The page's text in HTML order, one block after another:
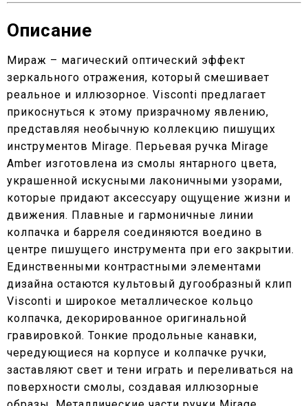
Описание
Мираж – магический оптический эффект
зеркального отражения, который смешивает
реальное и иллюзорное. Visconti предлагает
прикоснуться к этому призрачному явлению,
представляя необычную коллекцию пишущих
инструментов Mirage. Перьевая ручка Mirage
Amber изготовлена из смолы янтарного цвета,
украшенной искусными лаконичными узорами,
которые придают аксессуару ощущение жизни и
движения. Плавные и гармоничные линии
колпачка и барреля соединяются воедино в
центре пишущего инструмента при его закрытии.
Единственными контрастными элементами
дизайна остаются культовый дугообразный клип
Visconti и широкое металлическое кольцо
колпачка, декорированное оригинальной
гравировкой. Тонкие продольные канавки,
чередующиеся на корпусе и колпачке ручки,
заставляют свет и тени играть и переливаться на
поверхности смолы, создавая иллюзорные